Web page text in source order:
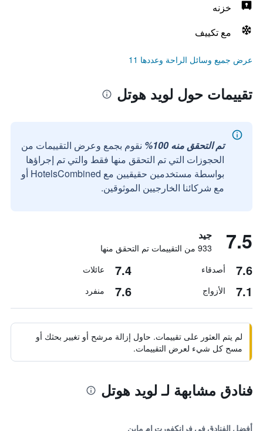
خزنه
مع تكييف
عرض جميع وسائل الراحة وعددها 11
تقييمات حول لويد هوتل
تم التحقق منه 100%
نقوم بجمع وعرض التقييمات من
الحجوزات التي تم التحقق منها فقط والتي تم إجراؤها
بواسطة مستخدمين حقيقيين مع HotelsCombined أو
مع شركائنا الخارجيين الموثوقين.
7.5 جيد
933 من التقييمات تم التحقق منها
7.6 أصدقاء 7.4 عائلات
7.1 الأزواج 7.6 منفرد
لم يتم العثور على تقييمات. حاول إزالة مرشح أو تغيير بحثك أو
مسح كل شيء لعرض التقييمات.
فنادق مشابهة لـ لويد هوتل
أفضل الفنادق في فرانكفورت ام ماين